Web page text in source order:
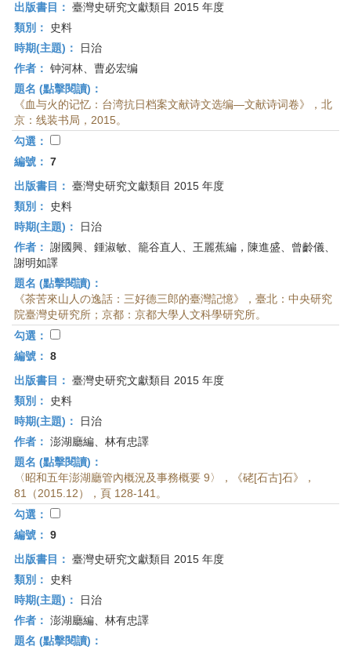
出版書目： 臺灣史研究文獻類目 2015 年度
類別：
史料
時期(主題)：
日治
作者： 钟河林、曹必宏编
題名 (點擊閱讀)：
《血与火的记忆：台湾抗日档案文献诗文选编—文献诗词卷》，北
京：线装书局，2015。
勾選：
編號： 7
出版書目： 臺灣史研究文獻類目 2015 年度
類別：
史料
時期(主題)：
日治
作者： 謝國興、鍾淑敏、籠谷直人、王麗蕉編，陳進盛、曾齡儀、
謝明如譯
題名 (點擊閱讀)：
《茶苦來山人の逸話：三好德三郎的臺灣記憶》，臺北：中央研究
院臺灣史研究所；京都：京都大學人文科學研究所。
勾選：
編號： 8
出版書目： 臺灣史研究文獻類目 2015 年度
類別：
史料
時期(主題)：
日治
作者： 澎湖廳編、林有忠譯
題名 (點擊閱讀)：
〈昭和五年澎湖廳管內概況及事務概要 9〉，《硓[石古]石》，
81（2015.12），頁 128-141。
勾選：
編號： 9
出版書目： 臺灣史研究文獻類目 2015 年度
類別：
史料
時期(主題)：
日治
作者： 澎湖廳編、林有忠譯
題名 (點擊閱讀)：